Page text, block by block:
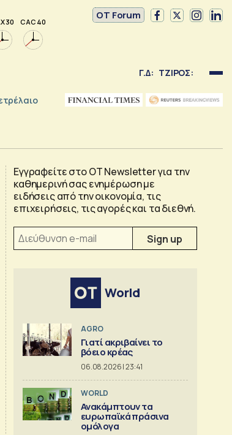
30 CAC 40
OT Forum
Γ.Δ: ΤΖΙΡΟΣ:
Εγγραφείτε στο OT Newsletter για την
καθημερινή σας ενημέρωση με
ειδήσεις από την οικονομία, τις
επιχειρήσεις, τις αγορές και τα διεθνή.
World
AGRO
Γιατί ακριβαίνει το
βόειο κρέας
06.08.2026 | 23:41
WORLD
Ανακάμπτουν τα
ευρωπαϊκά πράσινα
ομόλογα